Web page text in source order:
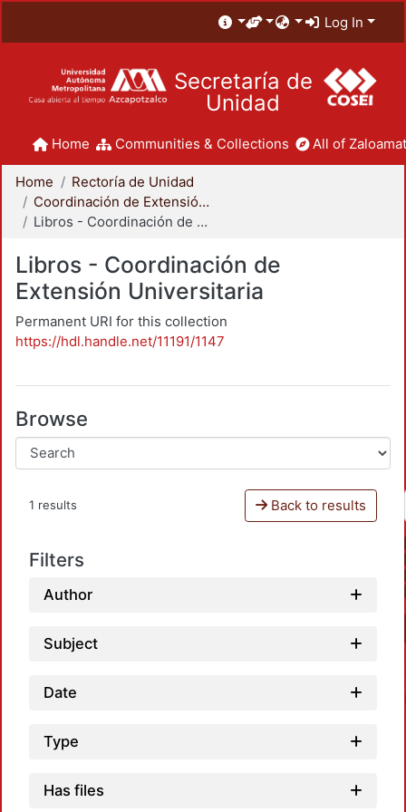
Log In
Secretaría de
Unidad
Home Communities & Collections All of
Home
Rectoría de Unidad
Coordinación de Extensión Universitaria
Libros - Coordinación de Extensión Universitaria
Libros - Coordinación de
Extensión Universitaria
Permanent URI for this collection
https://hdl.handle.net/11191/1147
Browse
1 results Back to results
Filters
Author
Subject
Date
Type
Has files